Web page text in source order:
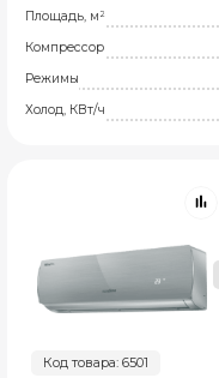
Площадь, м²
Компрессор
Режимы
Холод, КВт/ч
Код товара: 6501